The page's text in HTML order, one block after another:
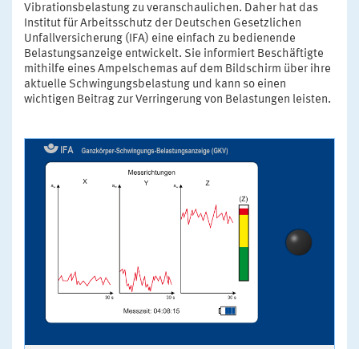
Vibrationsbelastung zu veranschaulichen. Daher hat das
Institut für Arbeitsschutz der Deutschen Gesetzlichen
Unfallversicherung (IFA) eine einfach zu bedienende
Belastungsanzeige entwickelt. Sie informiert Beschäftigte
mithilfe eines Ampelschemas auf dem Bildschirm über ihre
aktuelle Schwingungsbelastung und kann so einen
wichtigen Beitrag zur Verringerung von Belastungen leisten.